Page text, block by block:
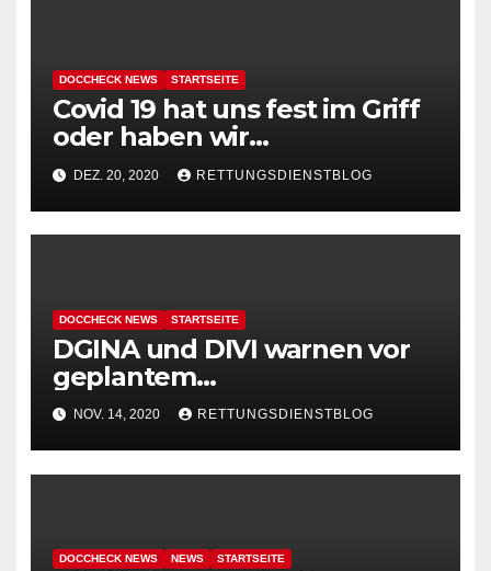
DOCCHECK NEWS STARTSEITE
Covid 19 hat uns fest im Griff
oder haben wir
#coronaimgriff ?
DEZ. 20, 2020 RETTUNGSDIENSTBLOG
DOCCHECK NEWS STARTSEITE
DGINA und DIVI warnen vor
geplantem
Gesundheitsgesetz – „Triage-
Software gefährdet
Patientensicherheit“
NOV. 14, 2020 RETTUNGSDIENSTBLOG
DOCCHECK NEWS NEWS STARTSEITE